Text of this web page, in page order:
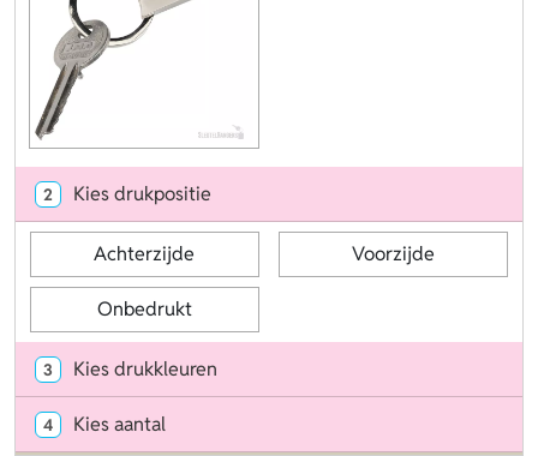
2 Kies drukpositie
Achterzijde Voorzijde
Onbedrukt
3 Kies drukkleuren
4 Kies aantal